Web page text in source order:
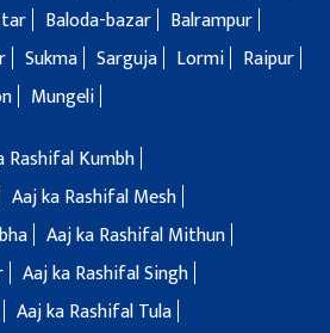
Baloda-bazar
Balrampur
Sukma Sarguja Lormi
Raipur
Mungeli
Rashifal Kumbh
Aaj ka Rashifal Mesh
Aaj ka Rashifal Mithun
Aaj ka Rashifal Singh
Aaj ka Rashifal Tula